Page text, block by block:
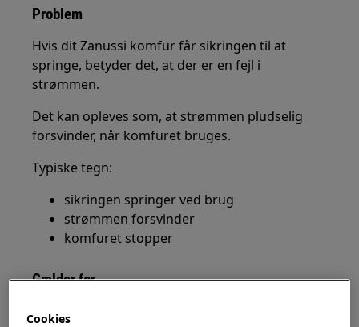
Problem
Hvis dit Zanussi komfur får sikringen til at
springe, betyder det, at der er en fejl i
strømmen.
Det kan opleves som, at strømmen pludselig
forsvinder, når komfuret bruges.
Typiske tegn:
sikringen springer ved brug
strømmen forsvinder
komfuret stopper
Gælder for
Cookies